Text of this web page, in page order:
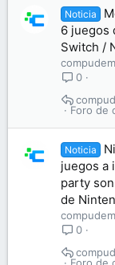
Noticia
6 juegos
Switch /
0
Foro de
Noticia
juegos a
party
de
0